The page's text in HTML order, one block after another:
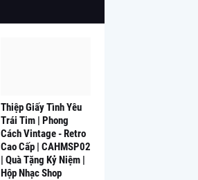
Thiệp Giấy Tình Yêu
Trái Tim | Phong
Cách Vintage - Retro
Cao Cấp | CAHMSP02
| Quà Tặng Kỷ Niệm |
Hộp Nhạc Shop